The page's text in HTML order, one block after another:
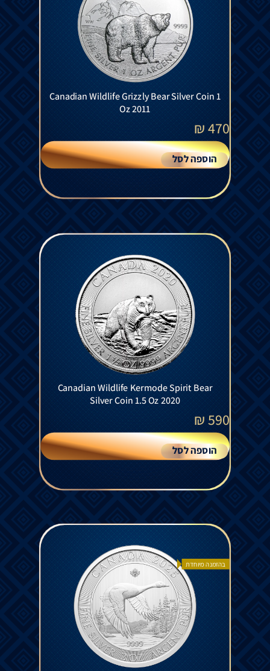
Canadian Wildlife Grizzly Bear Silver Coin 1
Oz 2011
470
₪
הוספה לסל
Canadian Wildlife Kermode Spirit Bear
Silver Coin 1.5 Oz 2020
590
₪
הוספה לסל
בהזמנה מיוחדת